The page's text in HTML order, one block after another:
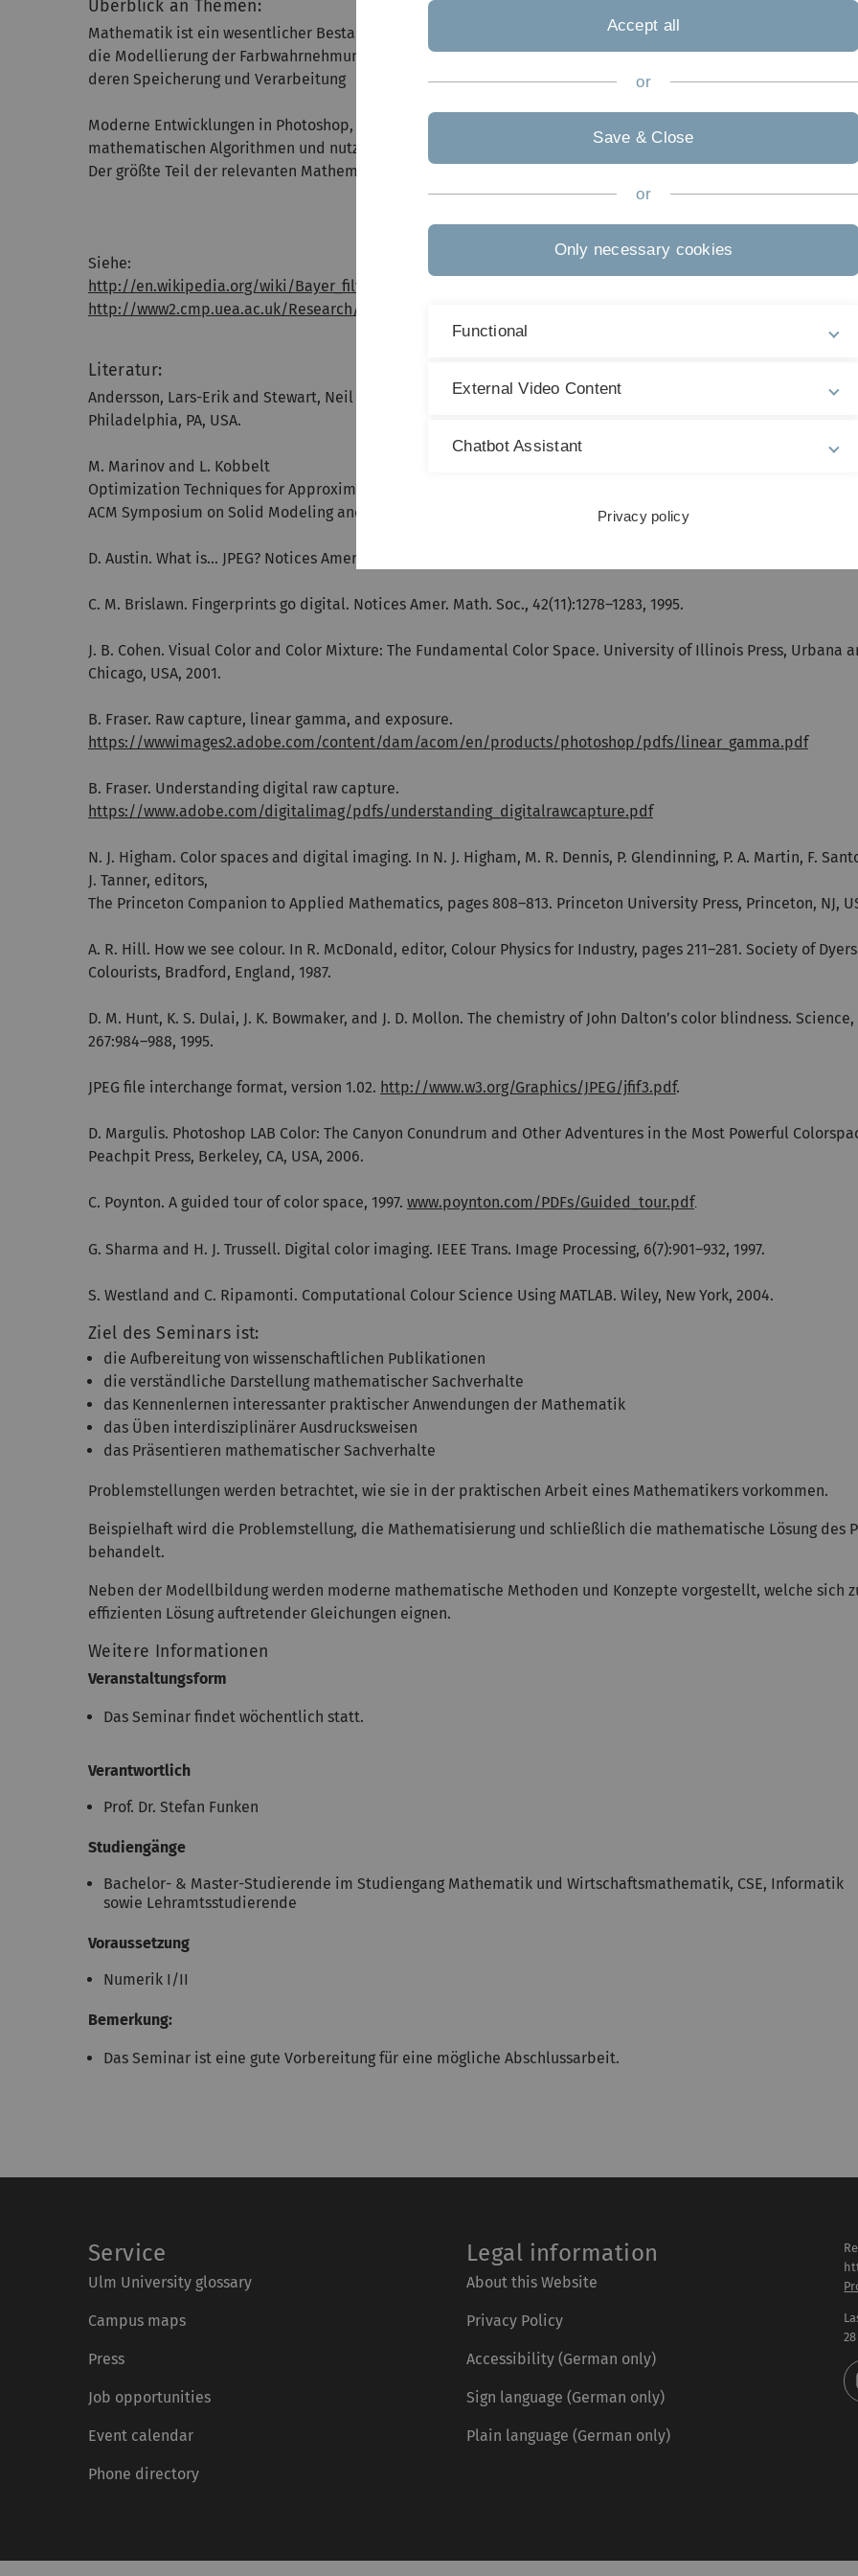
Überblick an Themen:
Mathematik ist ein wesentlicher Bestandteil der digitalen Bildgebung:
die Modellierung der Farbwahrnehmung des Auges, Farbräume, die Aufnahme von Bildern,
deren Speicherung und Verarbeitung
Moderne Entwicklungen in Photoshop, Lightroom, oder auch Blender, etc. basieren auf ausgeklügelten
mathematischen Algorithmen und nutzen schnellere Prozessoren - und zunehmend auch GPUs.
Der größte Teil der relevanten Mathematik soll im Seminar behandelt werden.
Siehe:
http://en.wikipedia.org/wiki/Bayer_filter
http://www2.cmp.uea.ac.uk/Research/compvis/ColourIntro/ColourIntro.htm
Literatur:
Andersson, Lars-Erik and Stewart, Neil F., Introduction to the Mathematics of Subdivision Surfaces, 2010, SIAM,
Philadelphia, PA, USA.
M. Marinov and L. Kobbelt
Optimization Techniques for Approximation with Subdivision Surfaces
ACM Symposium on Solid Modeling and Applications (2004), pp. 1–10
D. Austin. What is... JPEG? Notices Amer. Math. Soc., 55(2):226–229, 2008.
C. M. Brislawn. Fingerprints go digital. Notices Amer. Math. Soc., 42(11):1278–1283, 1995.
J. B. Cohen. Visual Color and Color Mixture: The Fundamental Color Space. University of Illinois Press, Urbana
Chicago, USA, 2001.
B. Fraser. Raw capture, linear gamma, and exposure.
https://wwwimages2.adobe.com/content/dam/acom/en/products/photoshop/pdfs/linear_gamma.pdf
B. Fraser. Understanding digital raw capture.
https://www.adobe.com/digitalimag/pdfs/understanding_digitalrawcapture.pdf
N. J. Higham. Color spaces and digital imaging. In N. J. Higham, M. R. Dennis, P. Glendinning, P. A. Martin, F.
J. Tanner, editors,
The Princeton Companion to Applied Mathematics, pages 808–813. Princeton University Press, Princeton, NJ,
A. R. Hill. How we see colour. In R. McDonald, editor, Colour Physics for Industry, pages 211–281. Society of
Colourists, Bradford, England, 1987.
D. M. Hunt, K. S. Dulai, J. K. Bowmaker, and J. D. Mollon. The chemistry of John Dalton’s color blindness. Science,
267:984–988, 1995.
JPEG file interchange format, version 1.02. http://www.w3.org/Graphics/JPEG/jfif3.pdf.
D. Margulis. Photoshop LAB Color: The Canyon Conundrum and Other Adventures in the Most Powerful
Peachpit Press, Berkeley, CA, USA, 2006.
C. Poynton. A guided tour of color space, 1997. www.poynton.com/PDFs/Guided_tour.pdf.
G. Sharma and H. J. Trussell. Digital color imaging. IEEE Trans. Image Processing, 6(7):901–932, 1997.
S. Westland and C. Ripamonti. Computational Colour Science Using MATLAB. Wiley, New York, 2004.
Ziel des Seminars ist:
die Aufbereitung von wissenschaftlichen Publikationen
die verständliche Darstellung mathematischer Sachverhalte
das Kennenlernen interessanter praktischer Anwendungen der Mathematik
das Üben interdisziplinärer Ausdrucksweisen
das Präsentieren mathematischer Sachverhalte
Problemstellungen werden betrachtet, wie sie in der praktischen Arbeit eines Mathematikers vorkommen.
Beispielhaft wird die Problemstellung, die Mathematisierung und schließlich die mathematische Lösung des
behandelt.
Neben der Modellbildung werden moderne mathematische Methoden und Konzepte vorgestellt, welche sich
effizienten Lösung auftretender Gleichungen eignen.
Weitere Informationen
Veranstaltungsform
Das Seminar findet wöchentlich statt.
Verantwortlich
Prof. Dr. Stefan Funken
Studiengänge
Bachelor- & Master-Studierende im Studiengang Mathematik und Wirtschaftsmathematik, CSE, Informatik
sowie Lehramtsstudierende
Voraussetzung
Numerik I/II
Bemerkung:
Das Seminar ist eine gute Vorbereitung für eine mögliche Abschlussarbeit.
Service
Ulm University glossary
Campus maps
Press
Job opportunities
Event calendar
Phone directory
Legal information
About this Website
Privacy Policy
Accessibility (German only)
Sign language (German only)
Plain language (German only)
Accept all
or
Save & Close
or
Only necessary cookies
Functional
External Video Content
Chatbot Assistant
Privacy policy